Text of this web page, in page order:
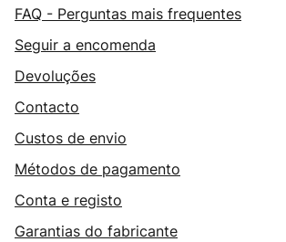
FAQ - Perguntas mais frequentes
Seguir a encomenda
Devoluções
Contacto
Custos de envio
Métodos de pagamento
Conta e registo
Garantias do fabricante